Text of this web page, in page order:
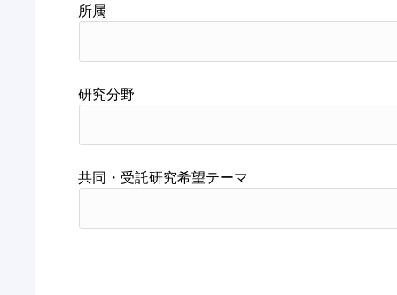
所属
研究分野
共同・受託研究希望テーマ